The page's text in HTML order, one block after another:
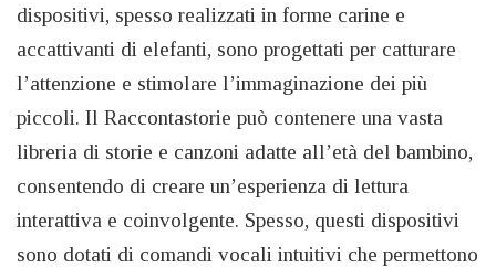
dispositivi, spesso realizzati in forme carine e
accattivanti di elefanti, sono progettati per catturare
l’attenzione e stimolare l’immaginazione dei più
piccoli. Il Raccontastorie può contenere una vasta
libreria di storie e canzoni adatte all’età del bambino,
consentendo di creare un’esperienza di lettura
interattiva e coinvolgente. Spesso, questi dispositivi
sono dotati di comandi vocali intuitivi che permettono